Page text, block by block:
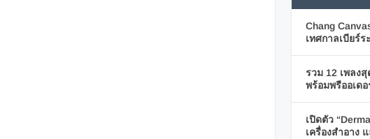
Chang
เทศกาลเบียร์
รวม 12 เพลง
พร้อมพรีออเดอ
เปิดตัว
เครื่องสำอาง